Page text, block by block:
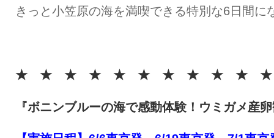
きっと小笠原の海を満喫できる特別な6日間に
★ ★ ★ ★ ★ ★ ★ ★ ★ ★ ★
『ボニンブルーの海で感動体験！ウミガメ産